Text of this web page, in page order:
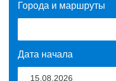
Города и маршруты
Дата начала